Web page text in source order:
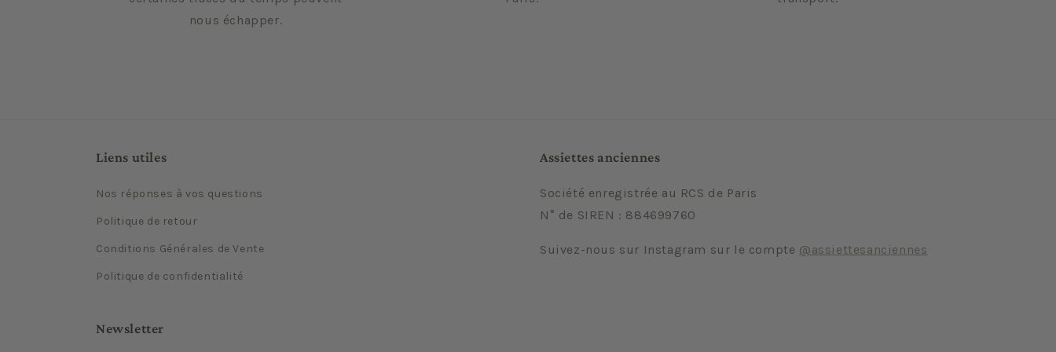
nous échapper.
Liens utiles
Nos réponses à vos questions
Politique de retour
Conditions Générales de Vente
Politique de confidentialité
Assiettes anciennes
Société enregistrée au RCS de Paris
N° de SIREN : 884699760
Suivez-nous sur Instagram sur le compte @assiettesanciennes
Newsletter